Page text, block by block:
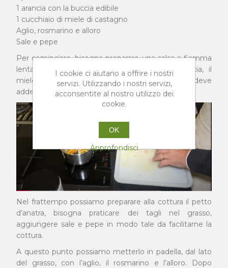
1 arancia con la buccia edibile
1 cucchiaio di miele di castagno
Aglio, rosmarino e alloro
Sale e pepe
Per cominciare, bisogna preparare una salsa a fiamma
lenta. In un tegamino, versare il succo d’arancia, il
miele e qualche scorza di arancia. La salsa deve
addensarsi e caramellare.
Nel frattempo possiamo preparare alla cottura il petto
d’anatra, bisogna praticare dei tagli nel grasso,
aggiungere sale e pepe in modo tale da facilitarne la
cottura.
A questo punto possiamo metterlo in padella, dal lato
del grasso, con l’aglio, il rosmarino e l’alloro. Dopo
I cookie ci aiutano a offrire i nostri
servizi. Utilizzando i nostri servizi,
acconsentite al nostro utilizzo dei
cookie.
OK
Approfondisci